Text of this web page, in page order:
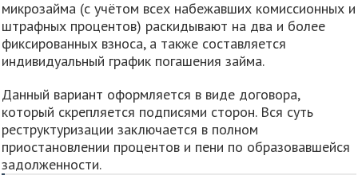
микрозайма (с учётом всех набежавших комиссионных и
штрафных процентов) раскидывают на два и более
фиксированных взноса, а также составляется
индивидуальный график погашения займа.
Данный вариант оформляется в виде договора,
который скрепляется подписями сторон. Вся суть
реструктуризации заключается в полном
приостановлении процентов и пени по образовавшейся
задолженности.